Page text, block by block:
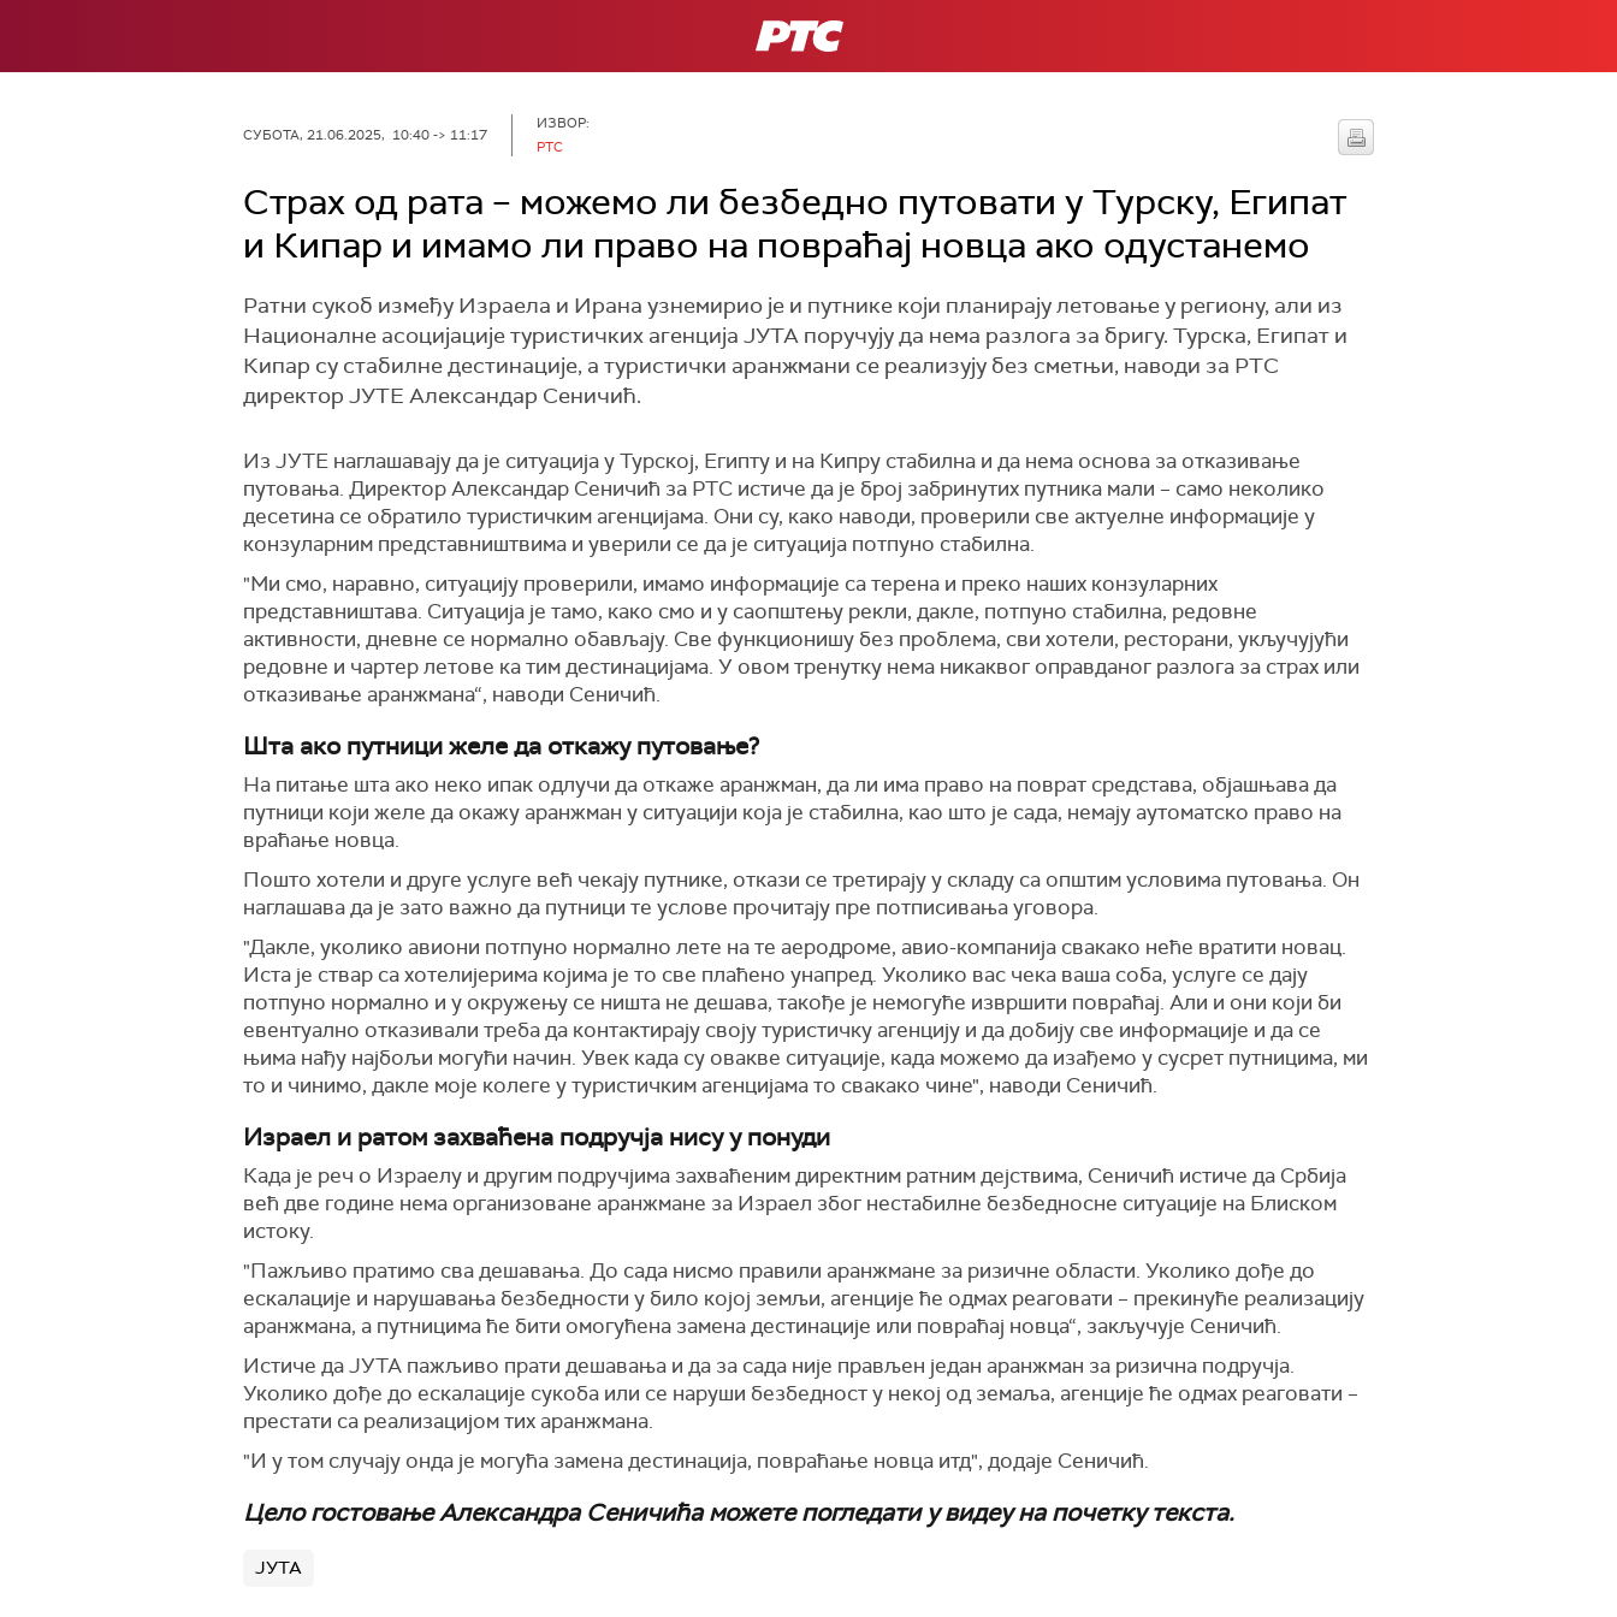
РТС
СУБОТА, 21.06.2025, 10:40 -> 11:17
ИЗВОР:
РТС
Страх од рата – можемо ли безбедно путовати у Турску, Египат
и Кипар и имамо ли право на повраћај новца ако одустанемо
Ратни сукоб између Израела и Ирана узнемирио је и путнике који планирају летовање у региону, али из
Националне асоцијације туристичких агенција ЈУТА поручују да нема разлога за бригу. Турска, Египат и
Кипар су стабилне дестинације, а туристички аранжмани се реализују без сметњи, наводи за РТС
директор ЈУТЕ Александар Сеничић.
Из ЈУТЕ наглашавају да је ситуација у Турској, Египту и на Кипру стабилна и да нема основа за отказивање
путовања. Директор Александар Сеничић за РТС истиче да је број забринутих путника мали – само неколико
десетина се обратило туристичким агенцијама. Они су, како наводи, проверили све актуелне информације у
конзуларним представништвима и уверили се да је ситуација потпуно стабилна.
"Ми смо, наравно, ситуацију проверили, имамо информације са терена и преко наших конзуларних
представништава. Ситуација је тамо, како смо и у саопштењу рекли, дакле, потпуно стабилна, редовне
активности, дневне се нормално обављају. Све функционишу без проблема, сви хотели, ресторани, укључујући
редовне и чартер летове ка тим дестинацијама. У овом тренутку нема никаквог оправданог разлога за страх или
отказивање аранжмана“, наводи Сеничић.
Шта ако путници желе да откажу путовање?
На питање шта ако неко ипак одлучи да откаже аранжман, да ли има право на поврат средстава, објашњава да
путници који желе да окажу аранжман у ситуацији која је стабилна, као што је сада, немају аутоматско право на
враћање новца.
Пошто хотели и друге услуге већ чекају путнике, откази се третирају у складу са општим условима путовања. Он
наглашава да је зато важно да путници те услове прочитају пре потписивања уговора.
"Дакле, уколико авиони потпуно нормално лете на те аеродроме, авио-компанија свакако неће вратити новац.
Иста је ствар са хотелијерима којима је то све плаћено унапред. Уколико вас чека ваша соба, услуге се дају
потпуно нормално и у окружењу се ништа не дешава, такође је немогуће извршити повраћај. Али и они који би
евентуално отказивали треба да контактирају своју туристичку агенцију и да добију све информације и да се
њима нађу најбољи могући начин. Увек када су овакве ситуације, када можемо да изађемо у сусрет путницима, ми
то и чинимо, дакле моје колеге у туристичким агенцијама то свакако чине", наводи Сеничић.
Израел и ратом захваћена подручја нису у понуди
Када је реч о Израелу и другим подручјима захваћеним директним ратним дејствима, Сеничић истиче да Србија
већ две године нема организоване аранжмане за Израел због нестабилне безбедносне ситуације на Блиском
истоку.
"Пажљиво пратимо сва дешавања. До сада нисмо правили аранжмане за ризичне области. Уколико дође до
ескалације и нарушавања безбедности у било којој земљи, агенције ће одмах реаговати – прекинуће реализацију
аранжмана, а путницима ће бити омогућена замена дестинације или повраћај новца“, закључује Сеничић.
Истиче да ЈУТА пажљиво прати дешавања и да за сада није прављен један аранжман за ризична подручја.
Уколико дође до ескалације сукоба или се наруши безбедност у некој од земаља, агенције ће одмах реаговати –
престати са реализацијом тих аранжмана.
"И у том случају онда је могућа замена дестинација, повраћање новца итд", додаје Сеничић.
Цело гостовање Александра Сеничића можете погледати у видеу на почетку текста.
ЈУТА